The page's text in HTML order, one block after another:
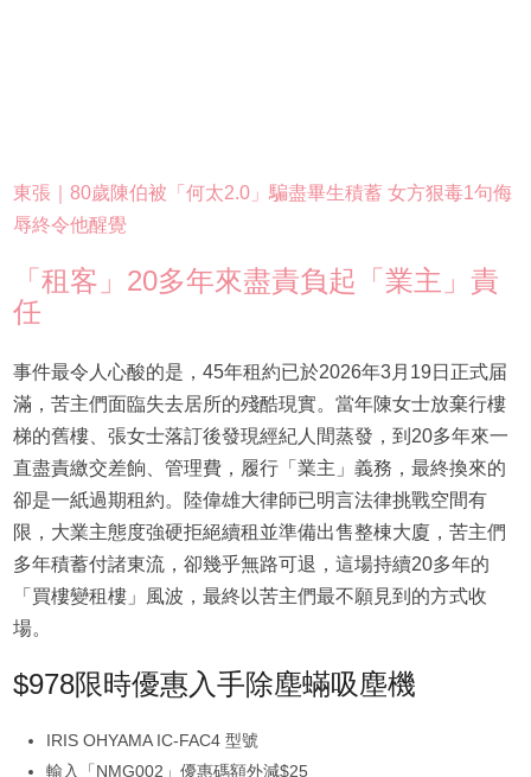
東張｜80歲陳伯被「何太2.0」騙盡畢生積蓄 女方狠毒1句侮
辱終令他醒覺
「租客」20多年來盡責負起「業主」責
任
事件最令人心酸的是，45年租約已於2026年3月19日正式届
滿，苦主們面臨失去居所的殘酷現實。當年陳女士放棄行樓
梯的舊樓、張女士落訂後發現經紀人間蒸發，到20多年來一
直盡責繳交差餉、管理費，履行「業主」義務，最終換來的
卻是一紙過期租約。陸偉雄大律師已明言法律挑戰空間有
限，大業主態度強硬拒絕續租並準備出售整棟大廈，苦主們
多年積蓄付諸東流，卻幾乎無路可退，這場持續20多年的
「買樓變租樓」風波，最終以苦主們最不願見到的方式收
場。
$978限時優惠入手除塵蟎吸塵機
IRIS OHYAMA IC-FAC4 型號
輸入「NMG002」優惠碼額外減$25